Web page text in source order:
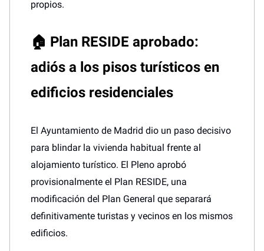
propios.
🏠 Plan RESIDE aprobado:
adiós a los pisos turísticos en
edificios residenciales
El Ayuntamiento de Madrid dio un paso decisivo
para blindar la vivienda habitual frente al
alojamiento turístico. El Pleno aprobó
provisionalmente el Plan RESIDE, una
modificación del Plan General que separará
definitivamente turistas y vecinos en los mismos
edificios.